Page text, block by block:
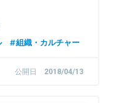
組織・カルチャー
公開日 2018/04/13